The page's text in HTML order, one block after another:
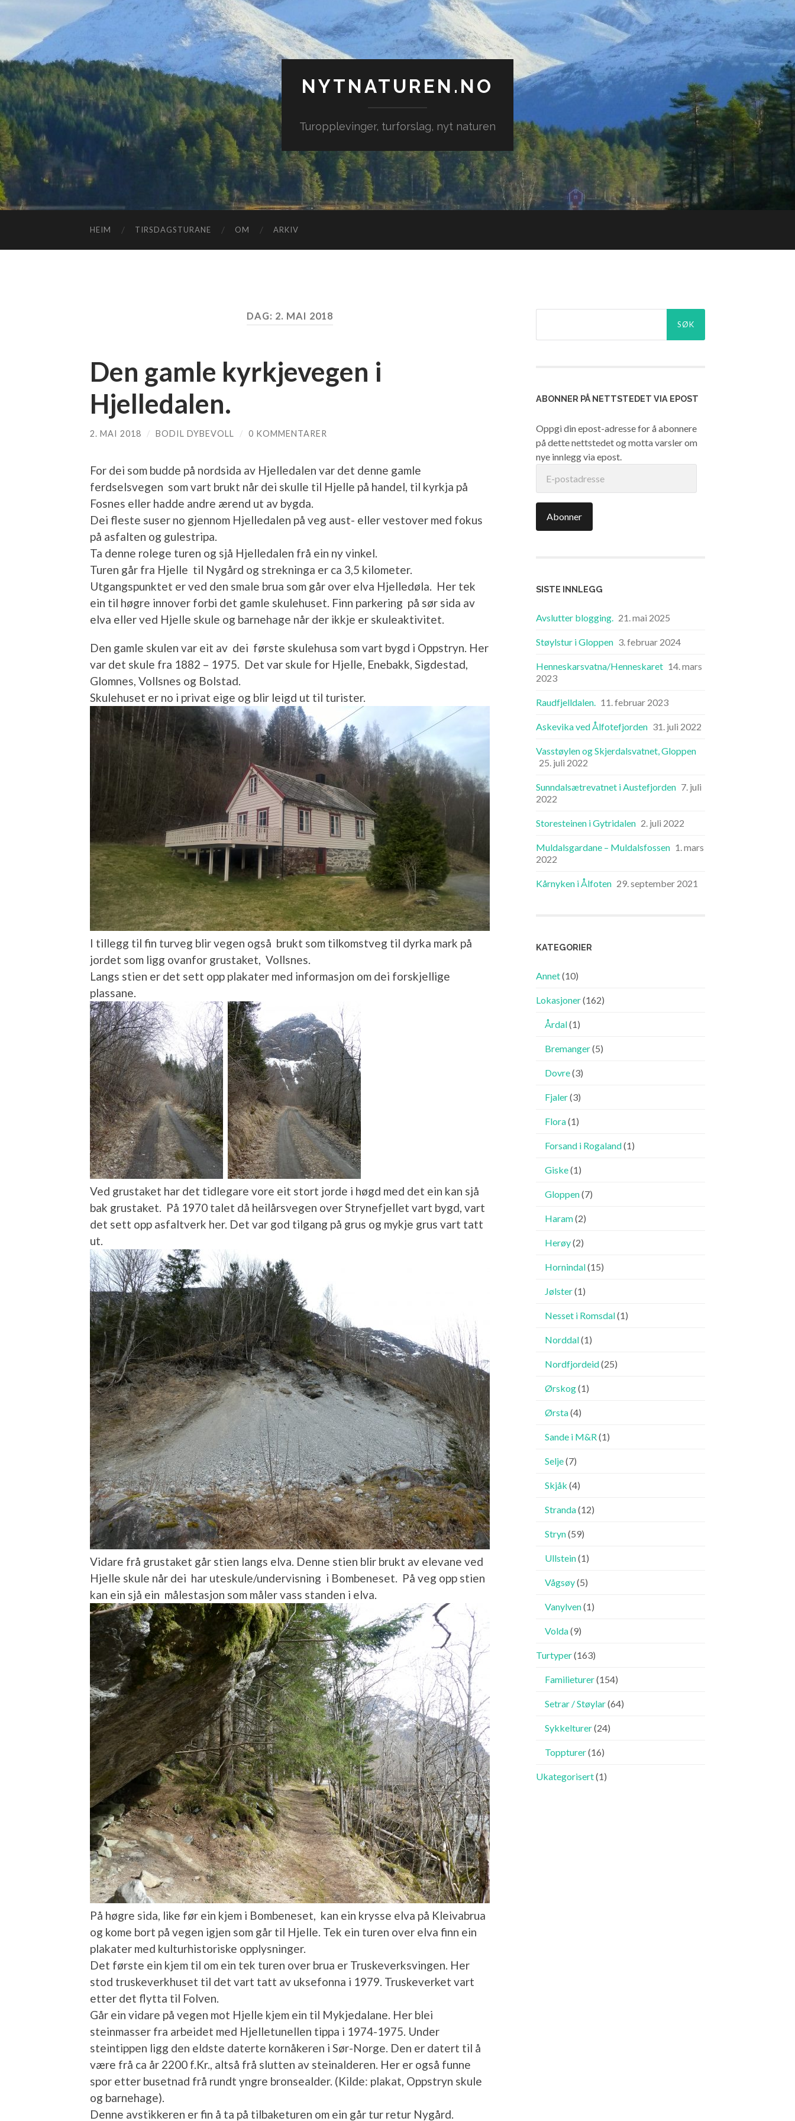
NYTNATUREN.NO
Turopplevinger, turforslag, nyt naturen
HEIM TIRSDAGSTURANE OM ARKIV
DAG: 2. MAI 2018
Den gamle kyrkjevegen i
Hjelledalen.
2. MAI 2018 / BODIL DYBEVOLL / 0 KOMMENTARER
For dei som budde på nordsida av Hjelledalen var det denne gamle
ferdselsvegen som vart brukt når dei skulle til Hjelle på handel, til kyrkja på
Fosnes eller hadde andre ærend ut av bygda.
Dei fleste suser no gjennom Hjelledalen på veg aust- eller vestover med fokus
på asfalten og gulestripa.
Ta denne rolege turen og sjå Hjelledalen frå ein ny vinkel.
Turen går fra Hjelle til Nygård og strekninga er ca 3,5 kilometer.
Utgangspunktet er ved den smale brua som går over elva Hjelledøla. Her tek
ein til høgre innover forbi det gamle skulehuset. Finn parkering på sør sida av
elva eller ved Hjelle skule og barnehage når der ikkje er skuleaktivitet.
Den gamle skulen var eit av dei første skulehusa som vart bygd i Oppstryn. Her
var det skule fra 1882 – 1975. Det var skule for Hjelle, Enebakk, Sigdestad,
Glomnes, Vollsnes og Bolstad.
Skulehuset er no i privat eige og blir leigd ut til turister.
I tillegg til fin turveg blir vegen også brukt som tilkomstveg til dyrka mark på
jordet som ligg ovanfor grustaket, Vollsnes.
Langs stien er det sett opp plakater med informasjon om dei forskjellige
plassane.
Ved grustaket har det tidlegare vore eit stort jorde i høgd med det ein kan sjå
bak grustaket. På 1970 talet då heilårsvegen over Strynefjellet vart bygd, vart
det sett opp asfaltverk her. Det var god tilgang på grus og mykje grus vart tatt
ut.
Vidare frå grustaket går stien langs elva. Denne stien blir brukt av elevane ved
Hjelle skule når dei har uteskule/undervisning i Bombeneset. På veg opp stien
kan ein sjå ein målestasjon som måler vass standen i elva.
På høgre sida, like før ein kjem i Bombeneset, kan ein krysse elva på Kleivabrua
og kome bort på vegen igjen som går til Hjelle. Tek ein turen over elva finn ein
plakater med kulturhistoriske opplysninger.
Det første ein kjem til om ein tek turen over brua er Truskeverksvingen. Her
stod truskeverkhuset til det vart tatt av uksefonna i 1979. Truskeverket vart
etter det flytta til Folven.
Går ein vidare på vegen mot Hjelle kjem ein til Mykjedalane. Her blei
steinmasser fra arbeidet med Hjelletunellen tippa i 1974-1975. Under
steintippen ligg den eldste daterte kornåkeren i Sør-Norge. Den er datert til å
være frå ca år 2200 f.Kr., altså frå slutten av steinalderen. Her er også funne
spor etter busetnad frå rundt yngre bronsealder. (Kilde: plakat, Oppstryn skule
og barnehage).
Denne avstikkeren er fin å ta på tilbaketuren om ein går tur retur Nygård.
ABONNER PÅ NETTSTEDET VIA EPOST
Oppgi din epost-adresse for å abonnere
på dette nettstedet og motta varsler om
nye innlegg via epost.
postadresse
Abonner
SISTE INNLEGG
Avslutter blogging. 21. mai 2025
Støylstur i Gloppen 3. februar 2024
Henneskarsvatna/Henneskaret 14. mars
2023
Raudfjelldalen. 11. februar 2023
Askevika ved Ålfotefjorden 31. juli 2022
Vasstøylen og Skjerdalsvatnet, Gloppen
25. juli 2022
Sunndalsætrevatnet i Austefjorden 7. juli
2022
Storesteinen i Gytridalen 2. juli 2022
Muldalsgardane – Muldalsfossen 1. mars
2022
Kårnyken i Ålfoten 29. september 2021
KATEGORIER
Annet(10)
Lokasjoner(162)
Årdal(1)
Bremanger(5)
Dovre(3)
Fjaler(3)
Flora(1)
Forsand i Rogaland(1)
Giske(1)
Gloppen(7)
Haram(2)
Herøy(2)
Hornindal(15)
Jølster(1)
Nesset i Romsdal(1)
Norddal(1)
Nordfjordeid(25)
Ørskog(1)
Ørsta(4)
Sande i M&R(1)
Selje(7)
Skjåk (4)
Stranda(12)
Stryn(59)
Ullstein(1)
Vågsøy(5)
Vanylven(1)
Volda(9)
Turtyper(163)
Familieturer(154)
Setrar / Støylar(64)
Sykkelturer(24)
Toppturer(16)
Ukategorisert(1)